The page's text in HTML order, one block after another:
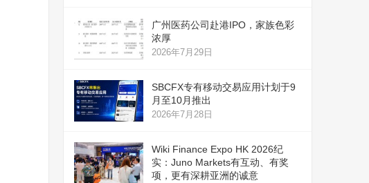
广州医药公司赴港IPO，家族色彩
浓厚
2026年7月29日
SBCFX专有移动交易应用计划于9
月至10月推出
2026年7月28日
Wiki Finance Expo HK 2026纪
实：Juno Markets有互动、有奖
项，更有深耕亚洲的诚意